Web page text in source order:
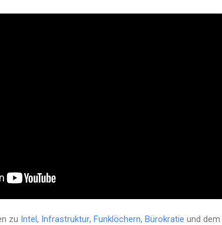
zu Intel, Infrastruktur, Funklöchern, Bürokratie und dem